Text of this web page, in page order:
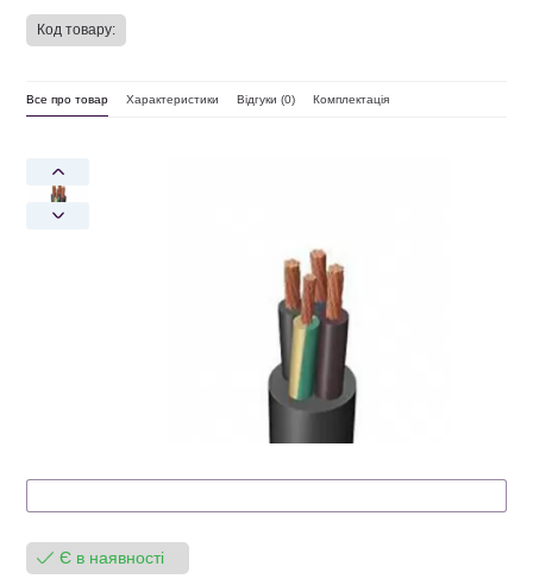
Код товару:
Все про товар Характеристики Відгуки (0) Комплектація
Є в наявності